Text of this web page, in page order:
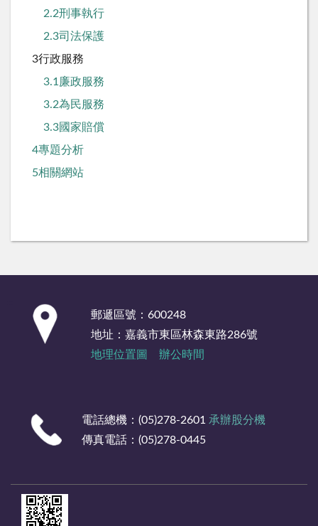
2.2刑事執行
2.3司法保護
3行政服務
3.1廉政服務
3.2為民服務
3.3國家賠償
4專題分析
5相關網站
郵遞區號：600248
地址：嘉義市東區林森東路286號
地理位置圖
辦公時間
電話總機：(05)278-2601 承辦股分機
傳真電話：(05)278-0445